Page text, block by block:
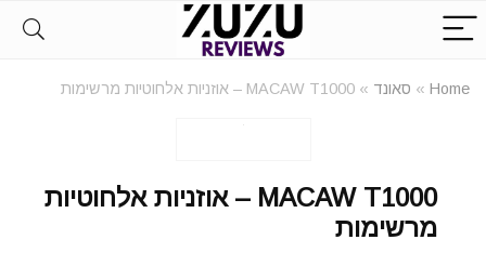
Home
» סאונד » MACAW T1000 – אוזניות אלחוטיות מרשימות
MACAW T1000 – אוזניות אלחוטיות
מרשימות